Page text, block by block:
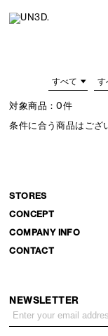
対象商品：0件
条件に合う商品はござ
STORES
CONCEPT
COMPANY INFO
CONTACT
NEWSLETTER